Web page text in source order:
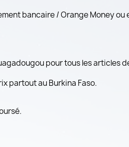
bancaire / Orange Money ou
pour tous les articles
partout au Burkina Faso.